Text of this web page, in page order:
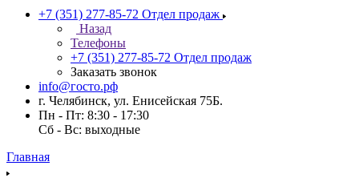
+7 (351) 277-85-72 Отдел продаж
Назад
Телефоны
+7 (351) 277-85-72 Отдел продаж
Заказать звонок
info@госто.рф
г. Челябинск, ул. Енисейская 75Б.
Пн - Пт: 8:30 - 17:30
Сб - Вс: выходные
Главная